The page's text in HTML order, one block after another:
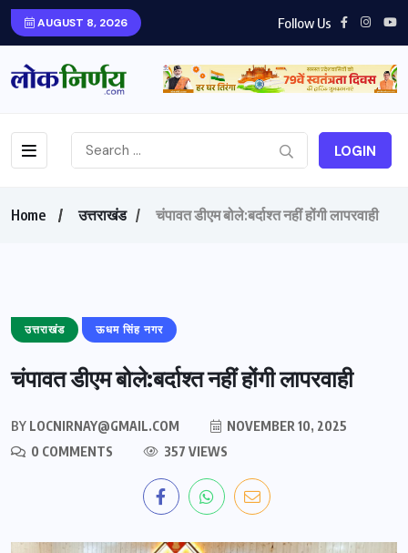
AUGUST 8, 2026 Follow Us
LOGIN
Home उत्तराखंड चंपावत डीएम बोले:बर्दाश्त नहीं होंगी लापरवाही
उत्तराखंड ऊधम सिंह नगर
चंपावत डीएम बोले:बर्दाश्त नहीं होंगी लापरवाही
BY LOCNIRNAY@GMAIL.COM
NOVEMBER 10, 2025
0 COMMENTS
357 VIEWS